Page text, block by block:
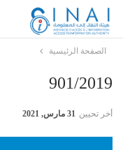
الصفحة الرئيسية
901/2019
أخر تحيين 31 مارس, 2021